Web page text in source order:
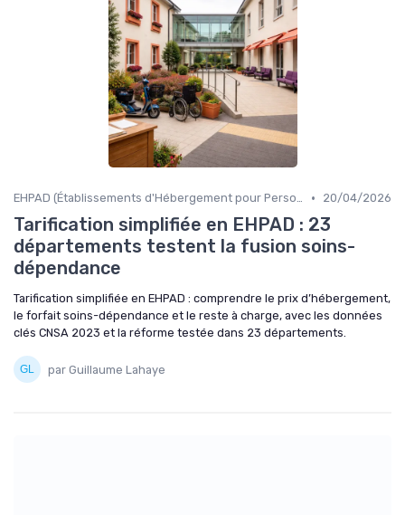
EHPAD (Établissements d'Hébergement pour Personnes Âgées Dépendantes) • 20/04/2026
Tarification simplifiée en EHPAD : 23
départements testent la fusion soins-
dépendance
Tarification simplifiée en EHPAD : comprendre le prix d’hébergement,
le forfait soins-dépendance et le reste à charge, avec les données
clés CNSA 2023 et la réforme testée dans 23 départements.
par Guillaume Lahaye